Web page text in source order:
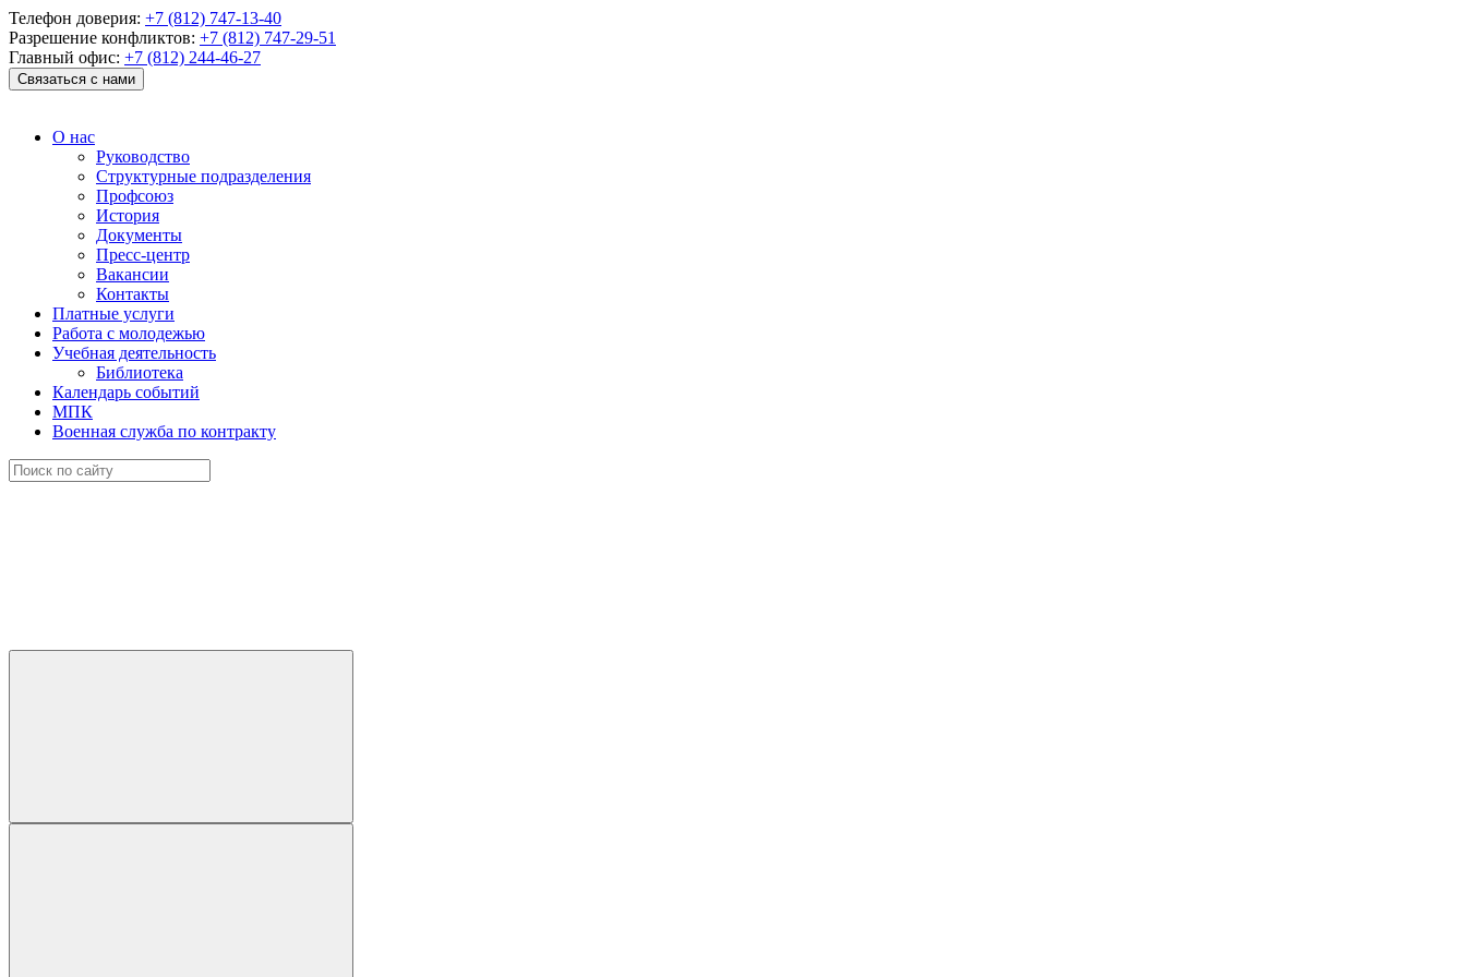
Телефон доверия: +7 (812) 747-13-40
Разрешение конфликтов: +7 (812) 747-29-51
Главный офис: +7 (812) 244-46-27
Связаться с нами
О нас
Руководство
Структурные подразделения
Профсоюз
История
Документы
Пресс-центр
Вакансии
Контакты
Платные услуги
Работа с молодежью
Учебная деятельность
Библиотека
Календарь событий
МПК
Военная служба по контракту